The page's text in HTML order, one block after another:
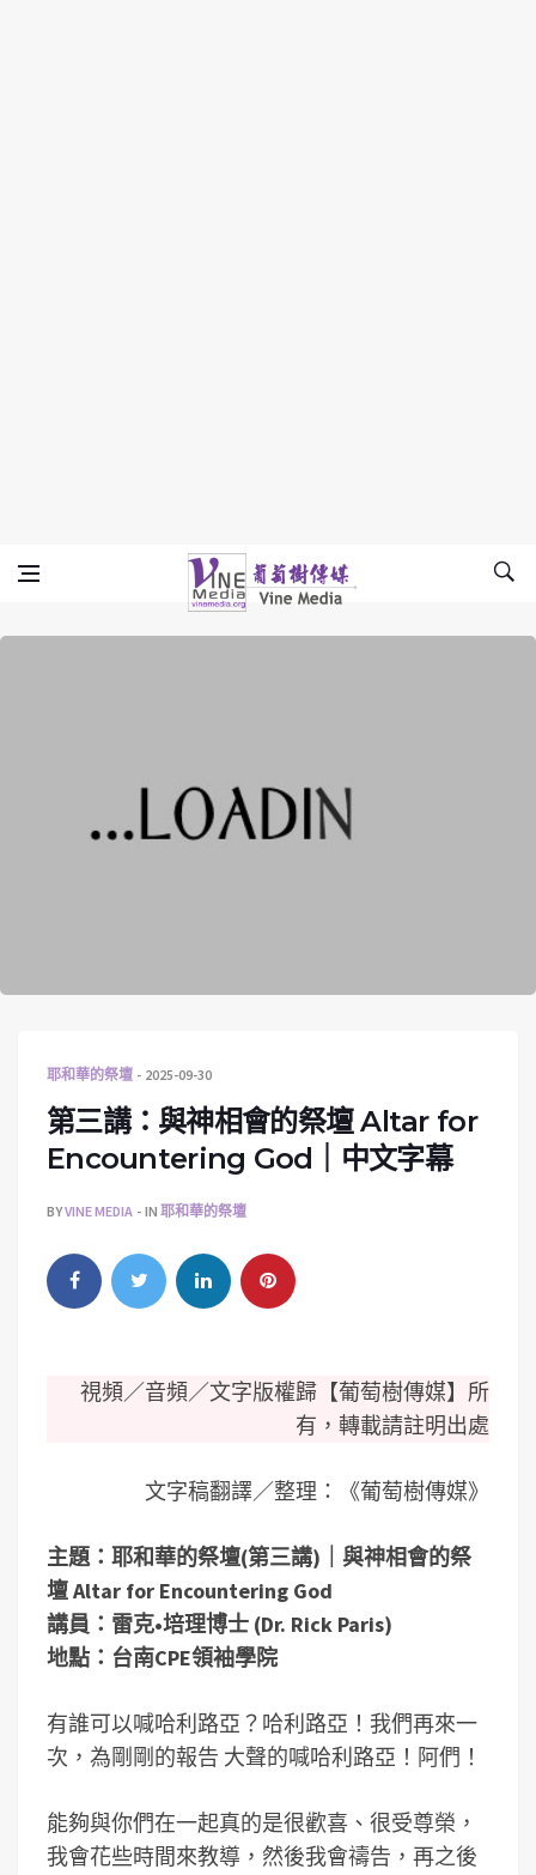
Vine Media
葡萄樹傳媒
耶和華的祭壇 2025-09-30
第三講：與神相會的祭壇 Altar for
Encountering God｜中文字幕
BYVINE MEDIA IN 耶和華的祭壇
視頻／音頻／文字版權歸【葡萄樹傳媒】所
有，轉載請註明出處
文字稿翻譯／整理：《葡萄樹傳媒》
主題：耶和華的祭壇(第三講)｜ 與神相會的祭
壇 Altar for Encountering God
講員：雷克•培理博士 (Dr. Rick Paris)
地點：台南CPE領袖學院
有誰可以喊哈利路亞？哈利路亞！我們再來一
次，為剛剛的報告 大聲的喊哈利路亞！阿們！
能夠與你們在一起真的是很歡喜、很受尊榮，
我會花些時間來教導，然後我會禱告，再之後